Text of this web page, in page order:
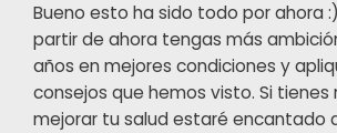
Bueno esto ha sido todo por ahora
partir de ahora tengas más
años en mejores condiciones y
consejos que hemos visto. Si tienes
mejorar tu salud estaré encantado